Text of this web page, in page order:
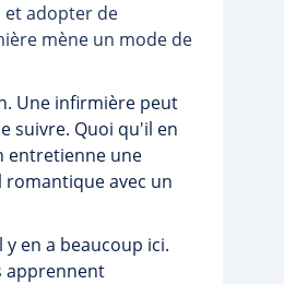
et adopter de
mène un mode de
Une infirmière peut
suivre. Quoi qu'il en
entretienne une
avec un
en a beaucoup ici.
apprennent